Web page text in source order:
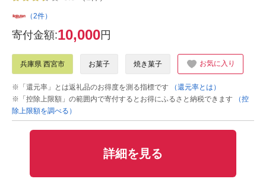
（2件）
寄付金額:10,000円
兵庫県 西宮市 お菓子 焼き菓子 お気に入り
※「還元率」とは返礼品のお得度を測る指標です
（還元率とは）
※「控除上限額」の範囲内で寄付するとお得にふるさと納税できます
（控
除上限額を調べる）
詳細を見る